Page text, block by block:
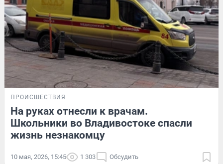
ПРОИСШЕСТВИЯ
На руках отнесли к врачам.
Школьники во Владивостоке спасли
жизнь незнакомцу
10 мая, 2026, 15:45 1 303 Обсудить